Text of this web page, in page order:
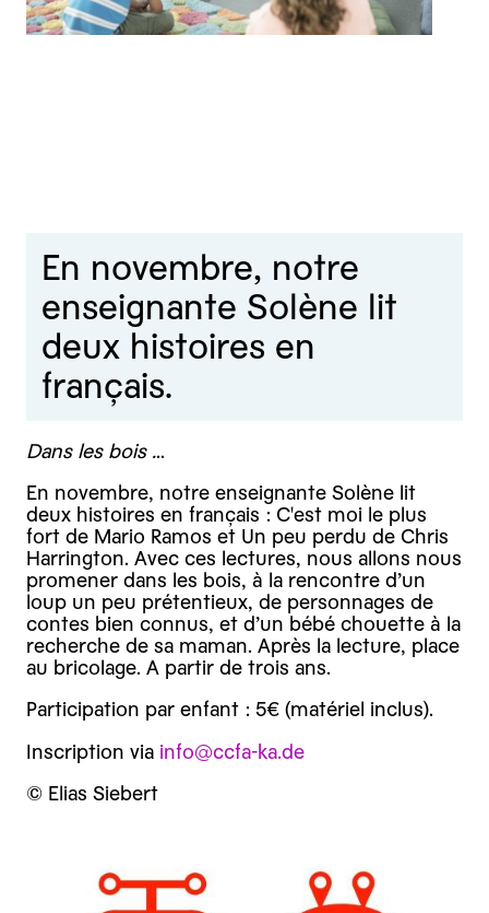
En novembre, notre
enseignante Solène lit
deux histoires en
français.
Dans les bois ...
En novembre, notre enseignante Solène lit
deux histoires en français : C'est moi le plus
fort de Mario Ramos et Un peu perdu de Chris
Harrington. Avec ces lectures, nous allons nous
promener dans les bois, à la rencontre d’un
loup un peu prétentieux, de personnages de
contes bien connus, et d’un bébé chouette à la
recherche de sa maman. Après la lecture, place
au bricolage. A partir de trois ans.
Participation par enfant : 5€ (matériel inclus).
Inscription via info@ccfa-ka.de
© Elias Siebert